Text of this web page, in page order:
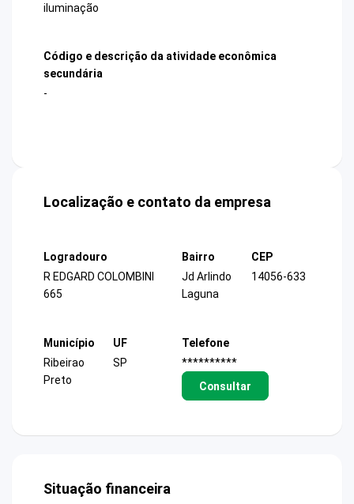
iluminação
Código e descrição da atividade econômica
secundária
-
Localização e contato da empresa
Logradouro
R EDGARD COLOMBINI
665
Bairro
Jd Arlindo
Laguna
CEP
14056-633
Município
Ribeirao
Preto
UF
SP
Telefone
**********
Consultar
Situação financeira